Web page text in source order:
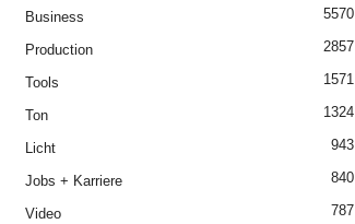
Business 5570
Production 2857
Tools 1571
Ton 1324
Licht 943
Jobs + Karriere 840
Video 787